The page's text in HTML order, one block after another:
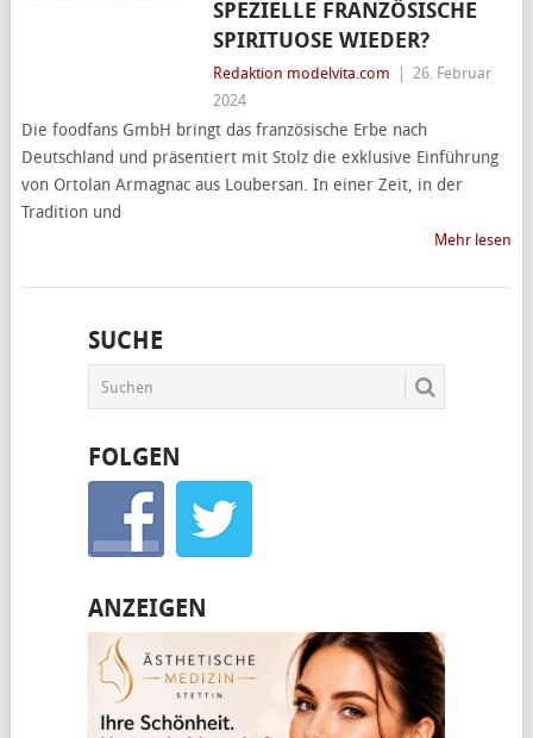
SPEZIELLE FRANZÖSISCHE
SPIRITUOSE WIEDER?
Redaktion modelvita.com
26. Februar
2024
Die foodfans GmbH bringt das französische Erbe nach
Deutschland und präsentiert mit Stolz die exklusive Einführung
von Ortolan Armagnac aus Loubersan. In einer Zeit, in der
Tradition und
Mehr lesen
SUCHE
FOLGEN
ANZEIGEN